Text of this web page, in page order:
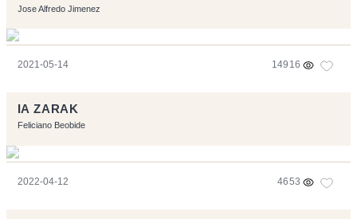
Jose Alfredo Jimenez
2021-05-14 14916
IA ZARAK
Feliciano Beobide
2022-04-12 4653